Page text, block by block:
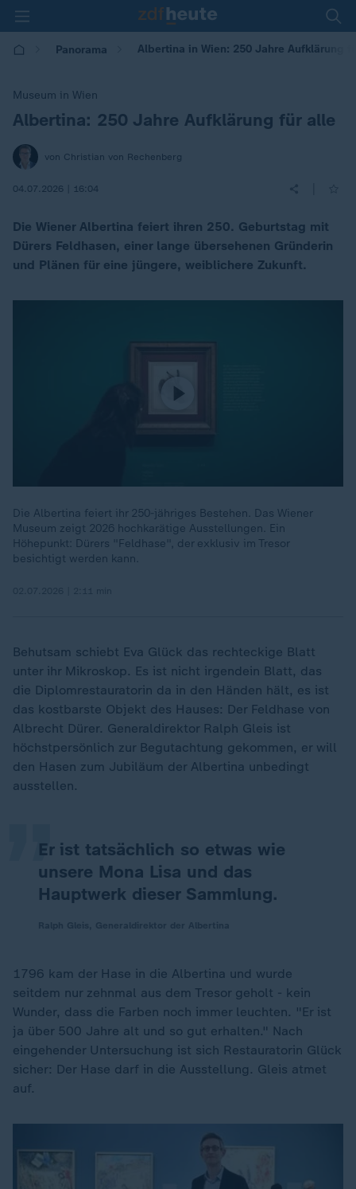
Panorama Albertina in Wien: 250 Jahre Aufklärung
Museum in Wien
:
Albertina: 250 Jahre Aufklärung für alle
von Christian von Rechenberg
04.07.2026 | 16:04
Die Wiener Albertina feiert ihren 250. Geburtstag mit
Dürers Feldhasen, einer lange übersehenen Gründerin
und Plänen für eine jüngere, weiblichere Zukunft.
Die Albertina feiert ihr 250-jähriges Bestehen. Das Wiener
Museum zeigt 2026 hochkarätige Ausstellungen. Ein
Höhepunkt: Dürers "Feldhase", der exklusiv im Tresor
besichtigt werden kann.
Behutsam schiebt Eva Glück das rechteckige Blatt
unter ihr Mikroskop. Es ist nicht irgendein Blatt, das
die Diplomrestauratorin da in den Händen hält, es ist
das kostbarste Objekt des Hauses: Der Feldhase von
Albrecht Dürer. Generaldirektor Ralph Gleis ist
höchstpersönlich zur Begutachtung gekommen, er will
den Hasen zum Jubiläum der Albertina unbedingt
ausstellen.
Er ist tatsächlich so etwas wie
unsere Mona Lisa und das
Hauptwerk dieser Sammlung.
„
1796 kam der Hase in die Albertina und wurde
seitdem nur zehnmal aus dem Tresor geholt - kein
Wunder, dass die Farben noch immer leuchten. "Er ist
ja über 500 Jahre alt und so gut erhalten." Nach
eingehender Untersuchung ist sich Restauratorin Glück
sicher: Der Hase darf in die Ausstellung. Gleis atmet
auf.